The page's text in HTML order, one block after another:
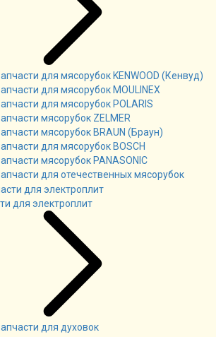
для мясорубок KENWOOD (Кенвуд)
для мясорубок MOULINEX
для мясорубок POLARIS
мясорубок ZELMER
мясорубок BRAUN (Браун)
для мясорубок BOSCH
мясорубок PANASONIC
для отечественных мясорубок
для электроплит
для духовок